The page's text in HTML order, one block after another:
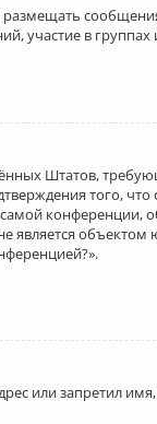
в группах и
Штатов,
того,
конференции,
является
или запретил